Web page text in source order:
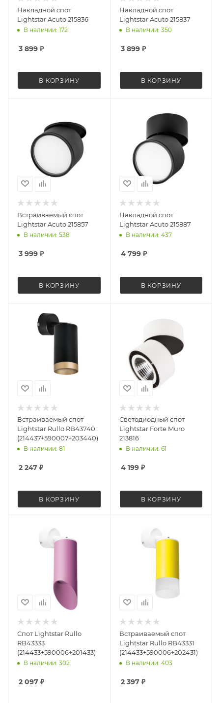
Накладной спот
Lightstar Acuto 215836
В наличии: 172
3 899 ₽
В КОРЗИНУ
Накладной спот
Lightstar Acuto 215837
В наличии: 350
3 899₽
В КОРЗИНУ
Встраиваемый спот
Lightstar Acuto 215857
В наличии: 538
3 999 ₽
В КОРЗИНУ
Накладной спот
Lightstar Acuto 215887
В наличии: 437
4 799₽
В КОРЗИНУ
Встраиваемый спот
Lightstar Rullo RB43740
(214437+590007+203440)
В наличии: 81
2 247 ₽
В КОРЗИНУ
Светодиодный спот
Lightstar Forte Muro
213816
В наличии: 61
4 199₽
В КОРЗИНУ
Спот Lightstar Rullo
RB43333
(214433+590006+201433)
В наличии: 302
2 097 ₽
Встраиваемый спот
Lightstar Rullo RB43331
(214433+590006+202431)
В наличии: 403
2 397₽